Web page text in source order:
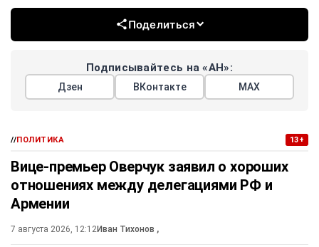
Поделиться
Подписывайтесь на «АН»:
Дзен ВКонтакте МАХ
//ПОЛИТИКА 13+
Вице-премьер Оверчук заявил о хороших
отношениях между делегациями РФ и
Армении
7 августа 2026, 12:12Иван Тихонов ,